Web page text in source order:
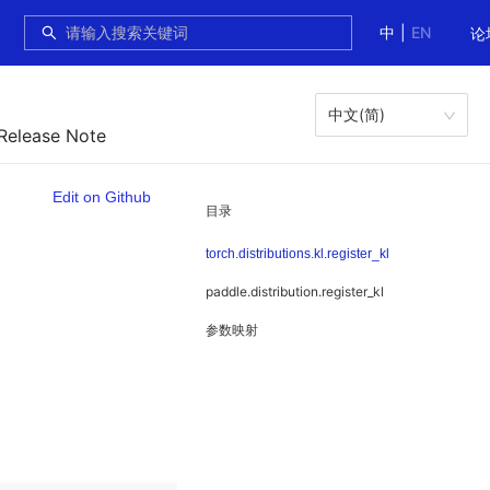
中
EN 论
Note
中文(简)
目录
torch.distributions.kl.register_kl
paddle.distribution.register_kl
参数映射
Edit on Github